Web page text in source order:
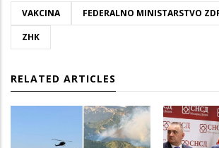
VAKCINA
FEDERALNO MINISTARSTVO
ZHK
RELATED ARTICLES